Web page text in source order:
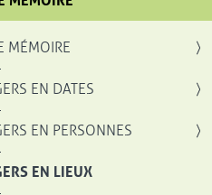
MÉMOIRE
EN DATES
EN PERSONNES
EN LIEUX